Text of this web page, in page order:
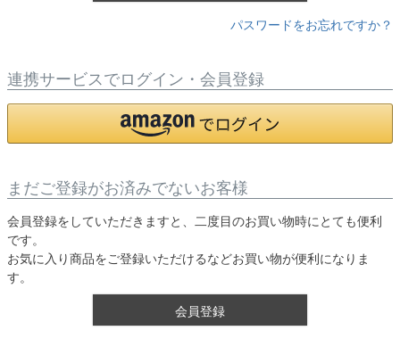
パスワードをお忘れですか？
連携サービスでログイン・会員登録
まだご登録がお済みでないお客様
会員登録をしていただきますと、二度目のお買い物時にとても便利
です。
お気に入り商品をご登録いただけるなどお買い物が便利になりま
す。
会員登録